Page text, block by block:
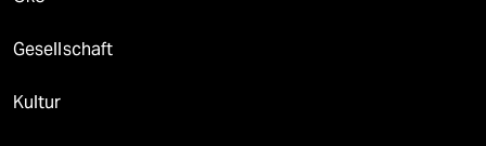
Gesellschaft
Kultur